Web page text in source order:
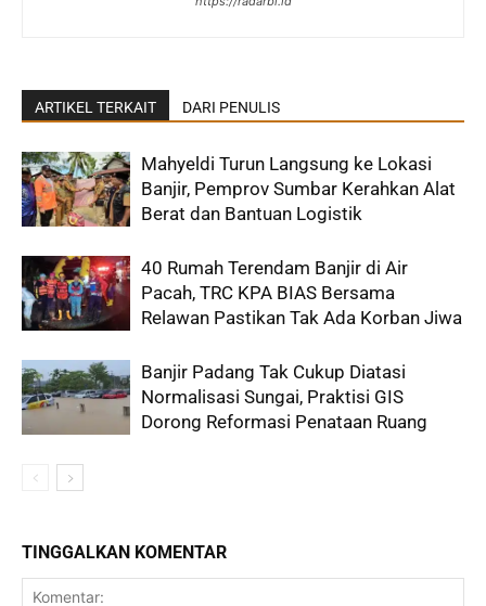
ARTIKEL TERKAIT DARI PENULIS
Mahyeldi Turun Langsung ke Lokasi
Banjir, Pemprov Sumbar Kerahkan Alat
Berat dan Bantuan Logistik
40 Rumah Terendam Banjir di Air
Pacah, TRC KPA BIAS Bersama
Relawan Pastikan Tak Ada Korban Jiwa
Banjir Padang Tak Cukup Diatasi
Normalisasi Sungai, Praktisi GIS
Dorong Reformasi Penataan Ruang
TINGGALKAN KOMENTAR